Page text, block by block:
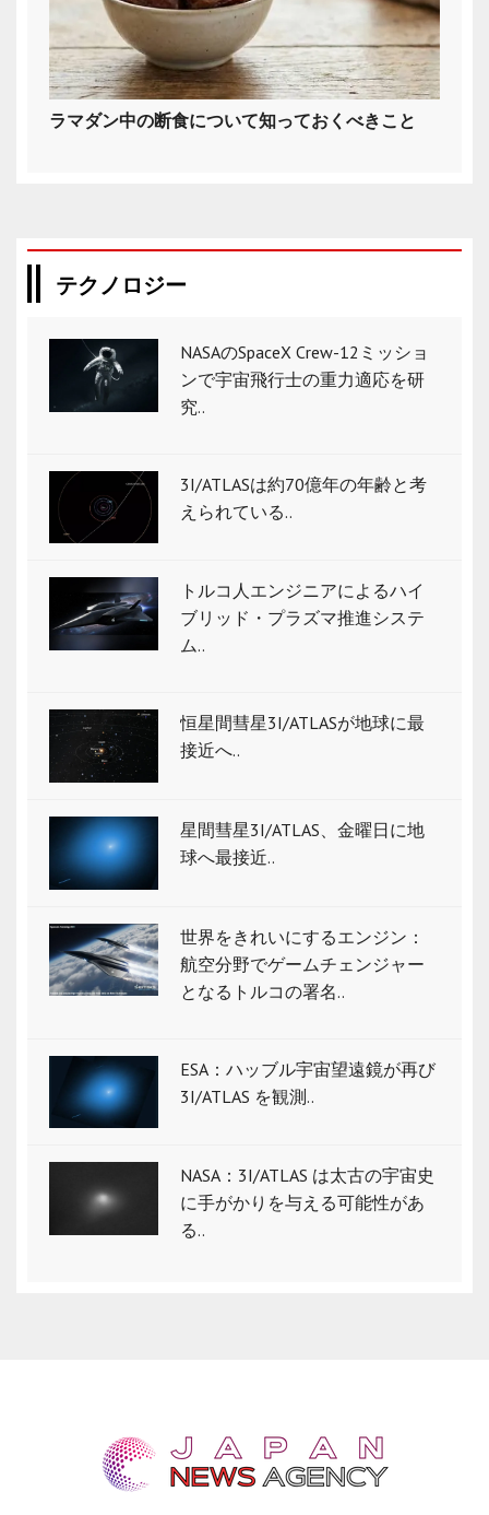
ラマダン中の断食について知っておくべきこと
テクノロジー
NASAのSpaceX Crew-12ミッショ
ンで宇宙飛行士の重力適応を研
究..
3I/ATLASは約70億年の年齢と考
えられている..
トルコ人エンジニアによるハイ
ブリッド・プラズマ推進システ
ム..
恒星間彗星3I/ATLASが地球に最
接近へ..
星間彗星3I/ATLAS、金曜日に地
球へ最接近..
世界をきれいにするエンジン：
航空分野でゲームチェンジャー
となるトルコの署名..
ESA：ハッブル宇宙望遠鏡が再び
3I/ATLAS を観測..
NASA：3I/ATLAS は太古の宇宙史
に手がかりを与える可能性があ
る..